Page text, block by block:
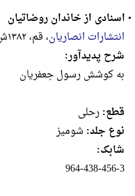
•اسنادی از خاندان روضاتیان
انتشارات انصاریان، قم، ۱۳۸۲ش.
شرح پدیدآور:
به کوشش رسول جعفریان
قطع:رحلى
نوع جلد: شومیز
شابک:
964-438-456-3